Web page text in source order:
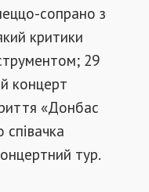
сопрано з
критики
29
концерт
«Донбас
тур.